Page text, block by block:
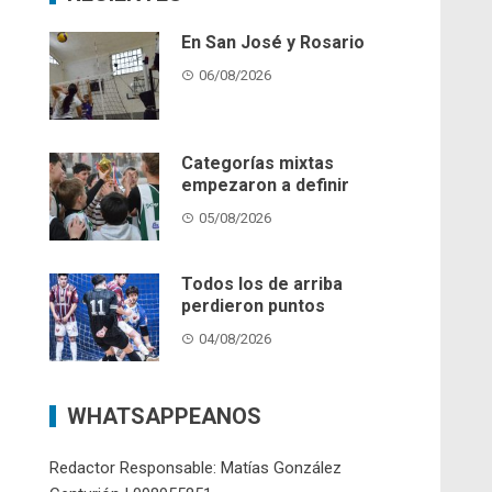
En San José y Rosario
06/08/2026
Categorías mixtas
empezaron a definir
05/08/2026
Todos los de arriba
perdieron puntos
04/08/2026
WHATSAPPEANOS
Redactor Responsable: Matías González